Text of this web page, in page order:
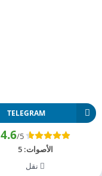
TELEGRAM
4.6/5
الأصوات:5
نقل